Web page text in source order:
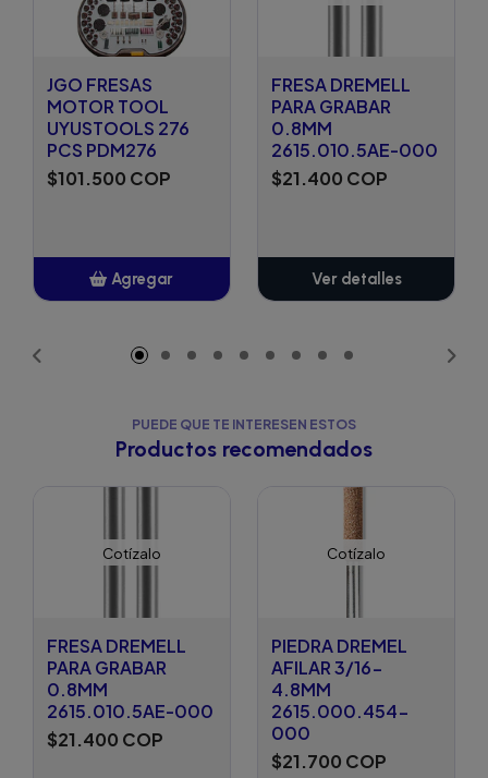
JGO FRESAS
MOTOR TOOL
UYUSTOOLS 276
PCS PDM276
$101.500 COP
Agregar
FRESA DREMELL
PARA GRABAR
0.8MM
2615.010.5AE-000
$21.400 COP
Ver detalles
PUEDE QUE TE INTERESEN ESTOS
Productos recomendados
Cotízalo
FRESA DREMELL
PARA GRABAR
0.8MM
2615.010.5AE-000
$21.400 COP
Cotízalo
PIEDRA DREMEL
AFILAR 3/16-
4.8MM
2615.000.454-
000
$21.700 COP